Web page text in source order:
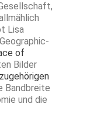
Lisa
of
Bilder
Bandbreite
und die